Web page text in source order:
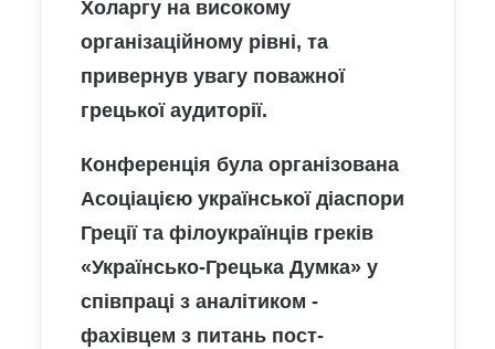
Холаргу на високому
організаційному рівні, та
привернув увагу поважної
грецької аудиторії.
Конференція була організована
Асоціацією української діаспори
Греції та філоукраїнців греків
«Українсько-Грецька Думка» у
співпраці з аналітиком -
фахівцем з питань пост-